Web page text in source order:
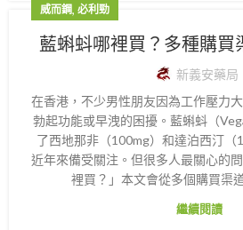
威而鋼, 必利勁
藍蝌蚪哪裡買？多種購買
新義安藥局
在香港，不少男性朋友因為工作壓力
勃起功能或早洩的困擾。藍蝌蚪（
了西地那非（100mg）和達泊西汀（
近年來備受關注。但很多人最關心的
裡買？」本文會從多個購買渠
繼續閱讀